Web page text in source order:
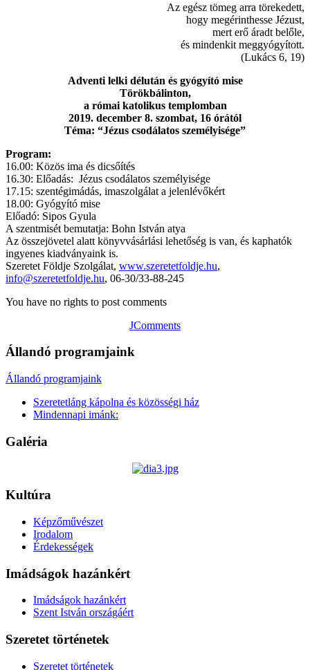
Az egész tömeg arra törekedett,
hogy megérinthesse Jézust,
mert erő áradt belőle,
és mindenkit meggyógyított.
(Lukács 6, 19)
Adventi lelki délután és gyógyító mise
Törökbálinton,
a római katolikus templomban
2019. december 8. szombat, 16 órától
Téma: “Jézus csodálatos személyisége”
Program:
16.00: Közös ima és dicsőítés
16.30: Előadás: Jézus csodálatos személyisége
17.15: szentégimádás, imaszolgálat a jelenlévőkért
18.00: Gyógyító mise
Előadó: Sipos Gyula
A szentmisét bemutatja: Bohn István atya
Az összejövetel alatt könyvvásárlási lehetőség is van, és kaphatók
ingyenes kiadványaink is.
Szeretet Földje Szolgálat, www.szeretetfoldje.hu,
info@szeretetfoldje.hu, 06-30/33-88-245
You have no rights to post comments
JComments
Állandó programjaink
Állandó programjaink
Szeretetláng kápolna és közösségi ház
Mindennapi imánk:
Galéria
Kultúra
Képzőművészet
Irodalom
Érdekességek
Imádságok hazánkért
Imádságok hazánkért
Szent István országáért
Szeretet történetek
Szeretet történetek